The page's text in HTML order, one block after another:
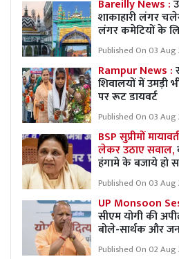
Bareilly News :
शाकाहारी लंगर
लंगर कमेटियों के
Published On 03 Aug
Rampur News :
शिवालयों में उमड़ी
पर रूट डायवर्ट
Published On 03
BSP सुप्रीमों
लेकर उठाए सवाल,
हंगामे के बजाये हो
Published On 03 Aug
UP Monsoon
सीएम योगी की
बोले-सार्थक और
Published On 02